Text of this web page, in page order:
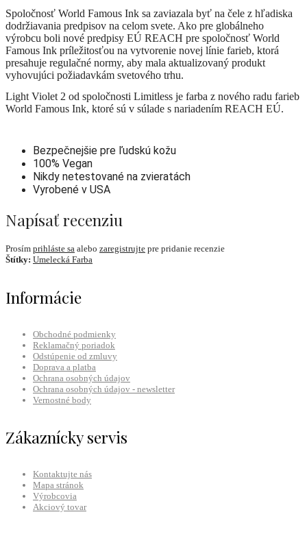
Spoločnosť World Famous Ink sa zaviazala byť na čele z hľadiska
dodržiavania predpisov na celom svete. Ako pre globálneho
výrobcu boli nové predpisy EÚ REACH pre spoločnosť World
Famous Ink príležitosťou na vytvorenie novej línie farieb, ktorá
presahuje regulačné normy, aby mala aktualizovaný produkt
vyhovujúci požiadavkám svetového trhu.
Light Violet 2 od spoločnosti Limitless je farba z nového radu farieb
World Famous Ink, ktoré sú v súlade s nariadením REACH EÚ.
Bezpečnejšie pre ľudskú kožu
100% Vegan
Nikdy netestované na zvieratách
Vyrobené v USA
Napísať recenziu
Prosím prihláste sa alebo zaregistrujte pre pridanie recenzie
Štítky: Umelecká Farba
Informácie
Obchodné podmienky
Reklamačný poriadok
Odstúpenie od zmluvy
Doprava a platba
Ochrana osobných údajov
Ochrana osobných údajov - newsletter
Vernostné body
Zákaznícky servis
Kontaktujte nás
Mapa stránok
Výrobcovia
Akciový tovar